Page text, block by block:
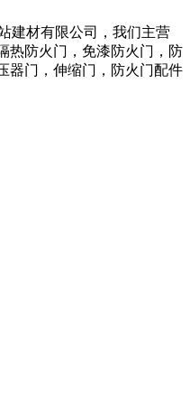
建材有限公司，我们主营
热防火门，免漆防火门，防
器门，伸缩门，防火门配件